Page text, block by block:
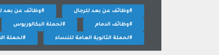
#وظائف عن بعد للرجال #وظائف عن بعد
#وظائف الدمام #لحملة البكالوريوس
#لحملة الثانوية العامة للنساء #لحملة